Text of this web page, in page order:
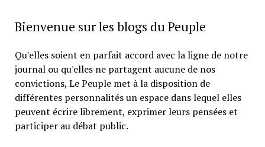
Bienvenue sur les blogs du Peuple
Qu'elles soient en parfait accord avec la ligne de notre
journal ou qu'elles ne partagent aucune de nos
convictions, Le Peuple met à la disposition de
différentes personnalités un espace dans lequel elles
peuvent écrire librement, exprimer leurs pensées et
participer au débat public.